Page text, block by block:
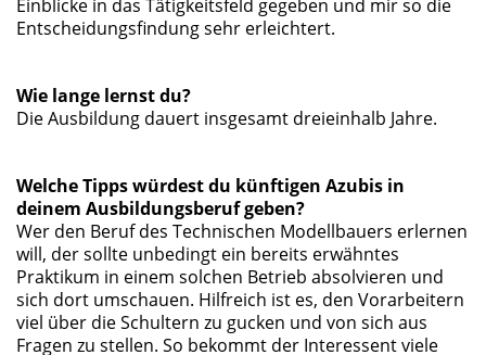
Einblicke in das Tätigkeitsfeld gegeben und mir so die
Entscheidungsfindung sehr erleichtert.
Wie lange lernst du?
Die Ausbildung dauert insgesamt dreieinhalb Jahre.
Welche Tipps würdest du künftigen Azubis in
deinem Ausbildungsberuf geben?
Wer den Beruf des Technischen Modellbauers erlernen
will, der sollte unbedingt ein bereits erwähntes
Praktikum in einem solchen Betrieb absolvieren und
sich dort umschauen. Hilfreich ist es, den Vorarbeitern
viel über die Schultern zu gucken und von sich aus
Fragen zu stellen. So bekommt der Interessent viele